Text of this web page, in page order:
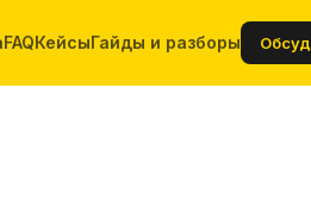
FAQКейсыГайды и разборы